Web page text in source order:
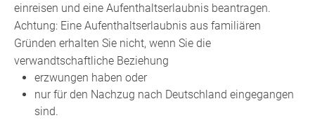
einreisen und eine Aufenthaltserlaubnis beantragen.
Achtung: Eine Aufenthaltserlaubnis aus familiären
Gründen erhalten Sie nicht, wenn Sie die
verwandtschaftliche Beziehung
erzwungen haben oder
nur für den Nachzug nach Deutschland eingegangen
sind.